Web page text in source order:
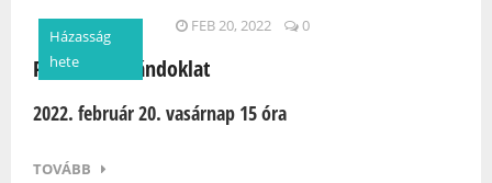
Házasság
hete
FEB 20, 2022 0
Petörkei zarándoklat
2022. február 20. vasárnap 15 óra
TOVÁBB